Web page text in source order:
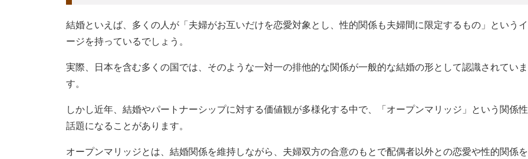
結婚といえば、多くの人が「夫婦がお互いだけを恋愛対象とし、性的関係も夫婦間に限定するもの」という
ージを持っているでしょう。
実際、日本を含む多くの国では、そのような一対一の排他的な関係が一般的な結婚の形として認識されていま
す。
しかし近年、結婚やパートナーシップに対する価値観が多様化する中で、「オープンマリッジ」という関係
話題になることがあります。
オープンマリッジとは、結婚関係を維持しながら、夫婦双方の合意のもとで配偶者以外との恋愛や性的関係